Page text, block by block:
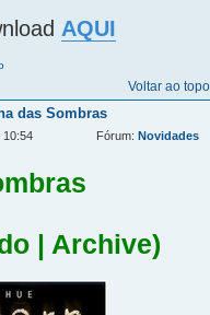
AQUI
Voltar ao topo
das Sombras
10:54 Fórum: Novidades
| Archive)